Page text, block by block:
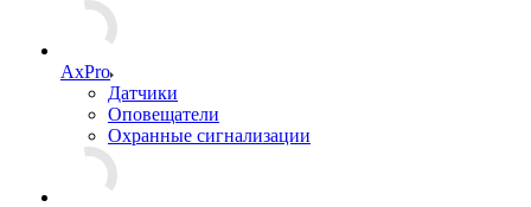
AxPro
Датчики
Оповещатели
Охранные сигнализации